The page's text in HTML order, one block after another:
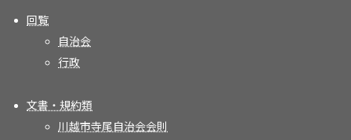
回覧
自治会
行政
文書・規約類
川越市寺尾自治会会則